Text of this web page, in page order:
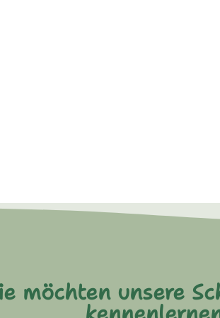
möchten unsere